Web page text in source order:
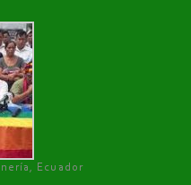
Ecuador